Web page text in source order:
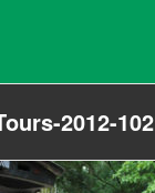
2012-102